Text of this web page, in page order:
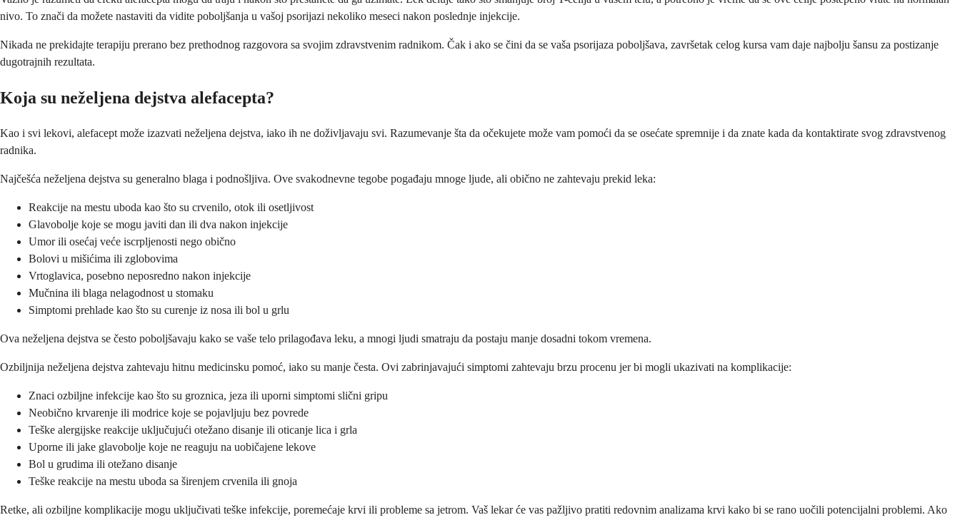
nivo. To znači da možete nastaviti da vidite poboljšanja u vašoj psorijazi nekoliko meseci nakon poslednje injekcije.
Nikada ne prekidajte terapiju prerano bez prethodnog razgovora sa svojim zdravstvenim radnikom. Čak i ako se čini da se vaša psorijaza poboljšava, završetak celog kursa vam daje najbolju šansu za postizanje
dugotrajnih rezultata.
Koja su neželjena dejstva alefacepta?
Kao i svi lekovi, alefacept može izazvati neželjena dejstva, iako ih ne doživljavaju svi. Razumevanje šta da očekujete može vam pomoći da se osećate spremnije i da znate kada da kontaktirate svog zdravstvenog
radnika.
Najčešća neželjena dejstva su generalno blaga i podnošljiva. Ove svakodnevne tegobe pogađaju mnoge ljude, ali obično ne zahtevaju prekid leka:
Reakcije na mestu uboda kao što su crvenilo, otok ili osetljivost
Glavobolje koje se mogu javiti dan ili dva nakon injekcije
Umor ili osećaj veće iscrpljenosti nego obično
Bolovi u mišićima ili zglobovima
Vrtoglavica, posebno neposredno nakon injekcije
Mučnina ili blaga nelagodnost u stomaku
Simptomi prehlade kao što su curenje iz nosa ili bol u grlu
Ova neželjena dejstva se često poboljšavaju kako se vaše telo prilagođava leku, a mnogi ljudi smatraju da postaju manje dosadni tokom vremena.
Ozbiljnija neželjena dejstva zahtevaju hitnu medicinsku pomoć, iako su manje česta. Ovi zabrinjavajući simptomi zahtevaju brzu procenu jer bi mogli ukazivati na komplikacije:
Znaci ozbiljne infekcije kao što su groznica, jeza ili uporni simptomi slični gripu
Neobično krvarenje ili modrice koje se pojavljuju bez povrede
Teške alergijske reakcije uključujući otežano disanje ili oticanje lica i grla
Uporne ili jake glavobolje koje ne reaguju na uobičajene lekove
Bol u grudima ili otežano disanje
Teške reakcije na mestu uboda sa širenjem crvenila ili gnoja
Retke, ali ozbiljne komplikacije mogu uključivati teške infekcije, poremećaje krvi ili probleme sa jetrom. Vaš lekar će vas pažljivo pratiti redovnim analizama krvi kako bi se rano uočili potencijalni problemi. Ako